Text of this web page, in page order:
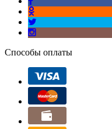
Способы оплаты